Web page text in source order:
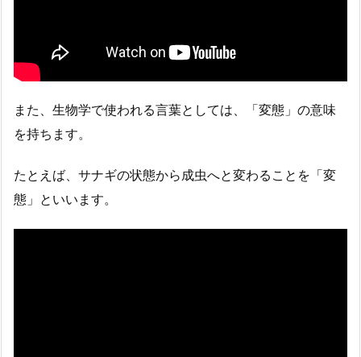
また、生物学で使われる言葉としては、「変態」の意味
を持ちます。
たとえば、サナギの状態から成虫へと変わることを「変
態」といいます。